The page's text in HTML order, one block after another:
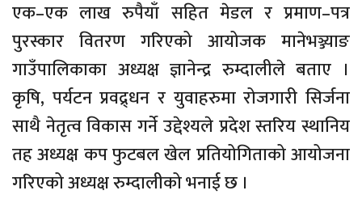
एक–एक लाख रुपैयाँ सहित मेडल र प्रमाण–पत्र
पुरस्कार वितरण गरिएको आयोजक मानेभञ्ज्याङ
गाउँपालिकाका अध्यक्ष ज्ञानेन्द्र रुम्दालीले बताए ।
कृषि, पर्यटन प्रवद्र्धन र युवाहरुमा रोजगारी सिर्जना
साथै नेतृत्व विकास गर्ने उद्देश्यले प्रदेश स्तरिय स्थानिय
तह अध्यक्ष कप फुटबल खेल प्रतियोगिताको आयोजना
गरिएको अध्यक्ष रुम्दालीको भनाई छ ।